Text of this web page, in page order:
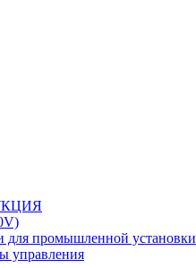
для промышленной установки
управления